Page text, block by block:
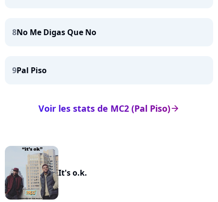
8No Me Digas Que No
9Pal Piso
arrow_right
Voir les stats de MC2 (Pal Piso)
It's o.k.